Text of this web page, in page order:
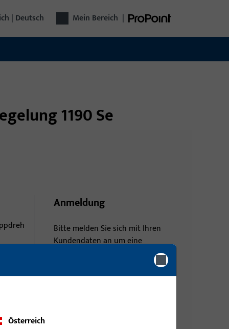
| Deutsch Mein Bereich |
1190 Se
Anmeldung
Bitte melden Sie sich mit Ihren
Kundendaten an um eine
Österreich